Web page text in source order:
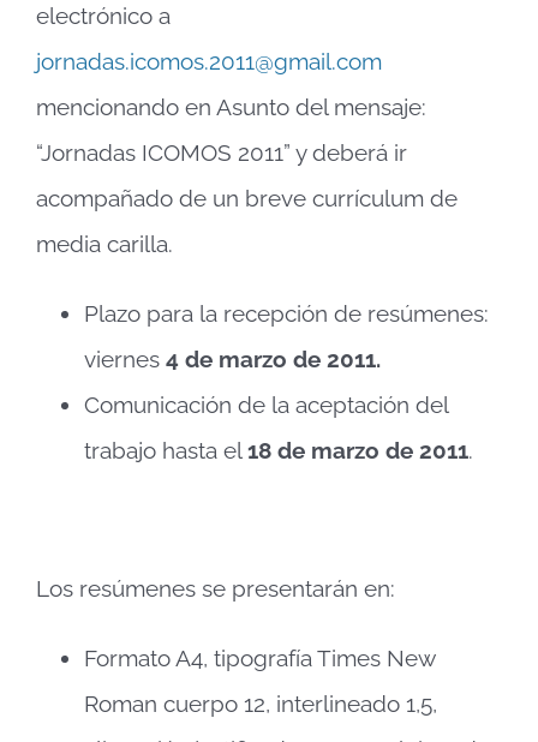
electrónico a
jornadas.icomos.2011@gmail.com
mencionando en Asunto del mensaje:
“Jornadas ICOMOS 2011” y deberá ir
acompañado de un breve currículum de
media carilla.
Plazo para la recepción de resúmenes:
viernes 4 de marzo de 2011.
Comunicación de la aceptación del
trabajo hasta el18 de marzo de 2011.
Los resúmenes se presentarán en:
Formato A4, tipografía Times New
Roman cuerpo 12, interlineado 1,5,